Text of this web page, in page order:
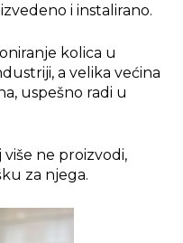
i instalirano.
kolica u
a velika većina
uspešno radi u
ne proizvodi,
za njega.